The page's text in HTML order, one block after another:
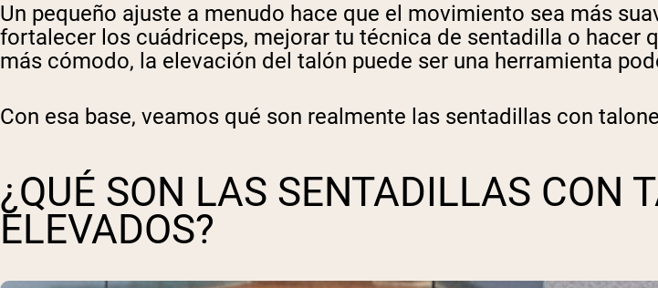
Un pequeño ajuste a menudo hace que el movimiento sea más
fortalecer los cuádriceps, mejorar tu técnica de sentadilla o hacer
más cómodo, la elevación del talón puede ser una herramienta
Con esa base, veamos qué son realmente las sentadillas con
¿QUÉ SON LAS SENTADILLAS CON
ELEVADOS?